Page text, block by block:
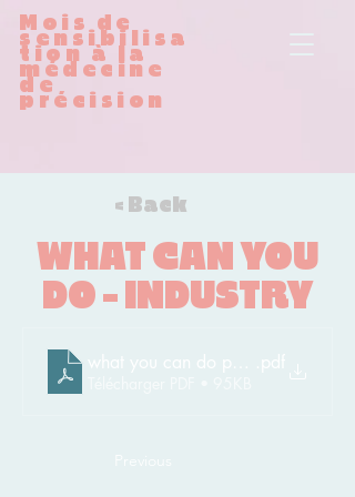
Mois de
sensibilisa
tion à la
médecine
de
précision
< Back
WHAT CAN YOU
DO - INDUSTRY
what you can do pharma
.pdf